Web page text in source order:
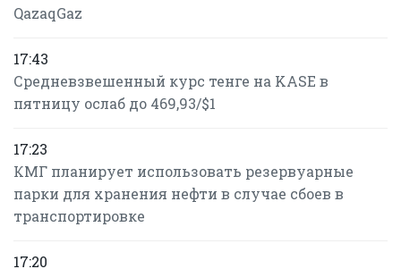
QazaqGaz
17:43
Средневзвешенный курс тенге на KASE в
пятницу ослаб до 469,93/$1
17:23
КМГ планирует использовать резервуарные
парки для хранения нефти в случае сбоев в
транспортировке
17:20